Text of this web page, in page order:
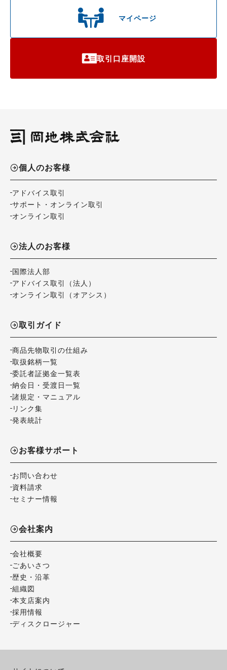
マイページ
取引口座開設
個人のお客様
アドバイス取引
サポート・オンライン取引
オンライン取引
法人のお客様
国際法人部
アドバイス取引（法人）
オンライン取引（オアシス）
取引ガイド
商品先物取引の仕組み
取扱銘柄一覧
委託者証拠金一覧表
納会日・受渡日一覧
諸規定・マニュアル
リンク集
発表統計
お客様サポート
お問い合わせ
資料請求
セミナー情報
会社案内
会社概要
ごあいさつ
歴史・沿革
組織図
本支店案内
採用情報
ディスクロージャー